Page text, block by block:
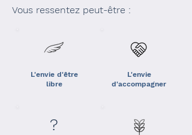
Vous ressentez peut-être :​
L'envie d'être
libre
L'envie
d'accompagner
?